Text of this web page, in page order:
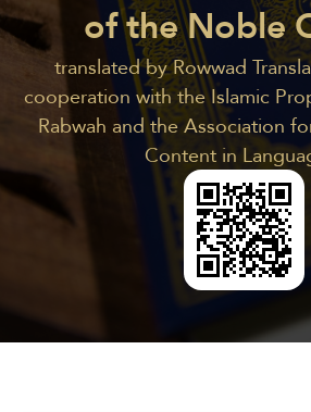
of the Noble
translated by Rowwad
cooperation with the Islamic
Rabwah and the Association
Content in